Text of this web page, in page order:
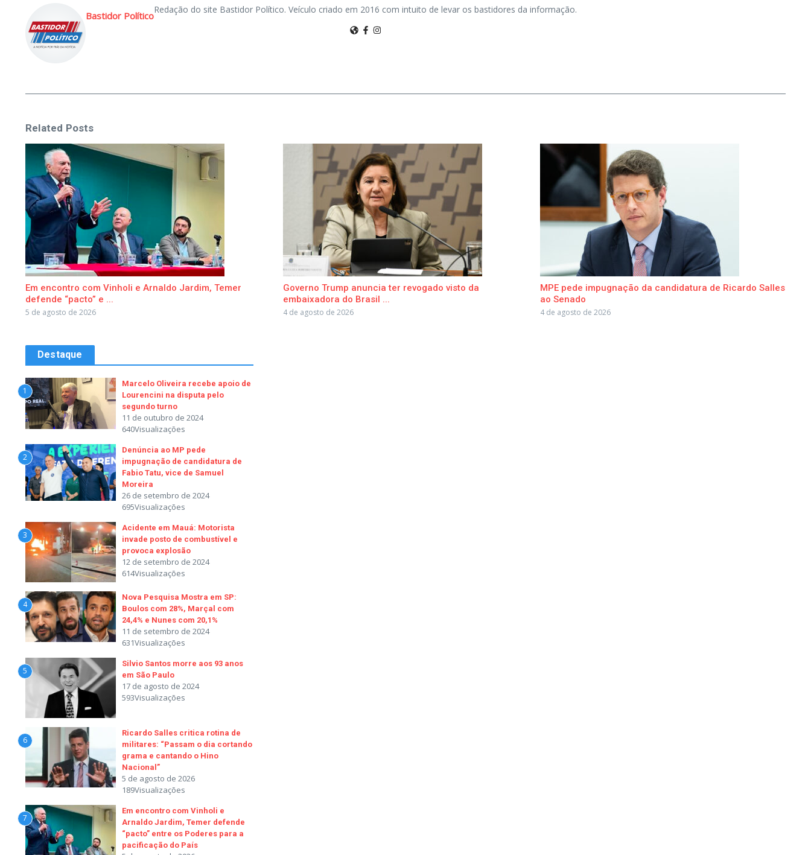
Bastidor Político
Redação do site Bastidor Político. Veículo criado em 2016 com intuito de levar os bastidores da informação.
Related Posts
Em encontro com Vinholi e Arnaldo Jardim, Temer
defende “pacto” e ...
5 de agosto de 2026
Governo Trump anuncia ter revogado visto da
embaixadora do Brasil ...
4 de agosto de 2026
MPE pede impugnação da candidatura de Ricardo Salles
ao Senado
4 de agosto de 2026
Destaque
1
Marcelo Oliveira recebe apoio de
Lourencini na disputa pelo
segundo turno
11 de outubro de 2024
640Visualizações
2
Denúncia ao MP pede
impugnação de candidatura de
Fabio Tatu, vice de Samuel
Moreira
26 de setembro de 2024
695Visualizações
3
Acidente em Mauá: Motorista
invade posto de combustível e
provoca explosão
12 de setembro de 2024
614Visualizações
4
Nova Pesquisa Mostra em SP:
Boulos com 28%, Marçal com
24,4% e Nunes com 20,1%
11 de setembro de 2024
631Visualizações
5
Silvio Santos morre aos 93 anos
em São Paulo
17 de agosto de 2024
593Visualizações
6
Ricardo Salles critica rotina de
militares: “Passam o dia cortando
grama e cantando o Hino
Nacional”
5 de agosto de 2026
189Visualizações
7
Em encontro com Vinholi e
Arnaldo Jardim, Temer defende
“pacto” entre os Poderes para a
pacificação do País